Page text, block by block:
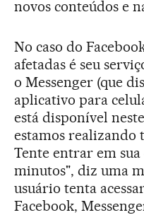
novos conteúdos e
No caso do
afetadas é seu
o Messenger (que
aplicativo para
está disponível
estamos realizando
Tente entrar em
minutos", diz uma
usuário tenta
Facebook,